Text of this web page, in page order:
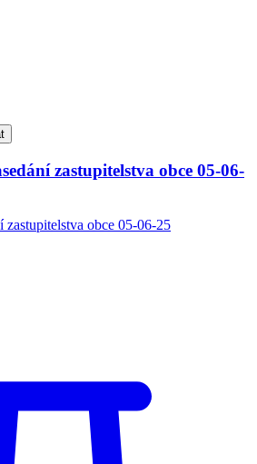
zastupitelstva obce 05-06-
zastupitelstva obce 05-06-25